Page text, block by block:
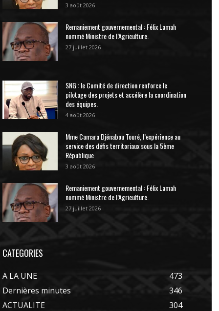
3 août 2026
Remaniement gouvernemental : Félix Lamah
nommé Ministre de l’Agriculture.
27 juillet 2026
SNG : le Comité de direction renforce le
pilotage des projets et accélère la coordination
des équipes.
4 août 2026
Mme Camara Djénabou Touré, l’expérience au
service des défis territoriaux sous la 5ème
République
3 août 2026
Remaniement gouvernemental : Félix Lamah
nommé Ministre de l’Agriculture.
27 juillet 2026
CATEGORIES
A LA UNE
473
Dernières minutes
346
ACTUALITE
304